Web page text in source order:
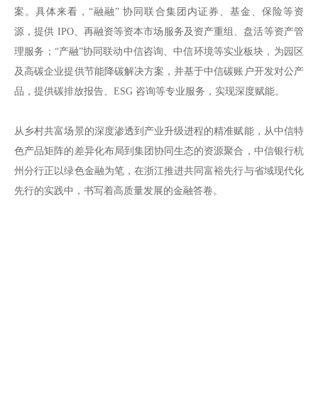
案。具体来看，“融融” 协同联合集团内证券、基金、保险等资
源，提供 IPO、再融资等资本市场服务及资产重组、盘活等资产管
理服务；“产融”协同联动中信咨询、中信环境等实业板块，为园区
及高碳企业提供节能降碳解决方案，并基于中信碳账户开发对公产
品，提供碳排放报告、ESG 咨询等专业服务，实现深度赋能。
从乡村共富场景的深度渗透到产业升级进程的精准赋能，从中信特
色产品矩阵的差异化布局到集团协同生态的资源聚合，中信银行杭
州分行正以绿色金融为笔，在浙江推进共同富裕先行与省域现代化
先行的实践中，书写着高质量发展的金融答卷。